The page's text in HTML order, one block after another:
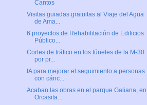
Cantos
Visitas guiadas gratuitas al Viaje del Agua
de Ama...
6 proyectos de Rehabilitación de Edificios
Público...
Cortes de tráfico en los túneles de la M-30
por pr...
IA para mejorar el seguimiento a personas
con cánc...
Acaban las obras en el parque Galiana, en
Orcasita...